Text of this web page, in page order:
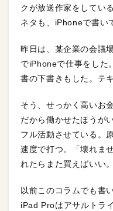
クが放送作家をしてい
ネタも、iPhoneで書い
昨日は、某企業の会議
でiPhoneで仕事をした
書の下書きもした。テ
そう、せっかく高いお
だから働かせたほうが
フル活動させている。
速度で打つ。「壊れま
れたらまた買えばいい。
以前このコラムでも書
iPad Proはアサルトラ